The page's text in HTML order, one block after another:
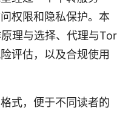
权限和隐私保护。本
理与选择、代理与Tor
评估，以及合规使用
式，便于不同读者的